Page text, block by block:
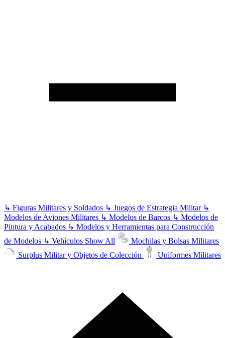
↳ Figuras Militares y Soldados ↳ Juegos de Estrategia Militar ↳
Modelos de Aviones Militares ↳ Modelos de Barcos ↳ Modelos de
Pintura y Acabados ↳ Modelos y Herramientas para Construcción
de Modelos ↳ Vehículos Show All
Mochilas y Bolsas Militares
Surplus Militar y Objetos de Colección
Uniformes Militares